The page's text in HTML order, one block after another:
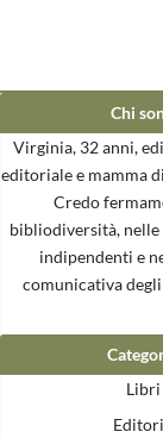
Chi
Virginia, 32 anni,
editoriale e mamma
Credo
bibliodiversità,
indipendenti e
comunicativa
Libri